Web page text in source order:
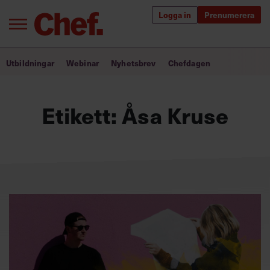
Logga in Prenumerera
Annonsera
Om oss
Kontakta oss
Kundservice
Bra ledare förändrar världen
Utbildning för ledare
Utbildningar Webinar Nyhetsbrev Chefdagen
Etikett:Åsa Kruse